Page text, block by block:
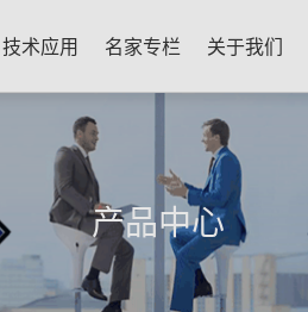
技术应用 名家专栏 关于我们
产品中心